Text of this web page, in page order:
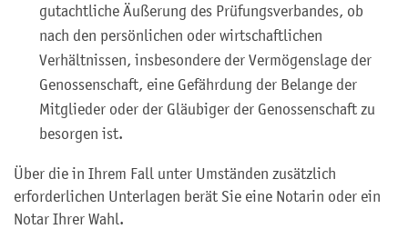
gutachtliche Äußerung des Prüfungsverbandes, ob
nach den persönlichen oder wirtschaftlichen
Verhältnissen, insbesondere der Vermögenslage der
Genossenschaft, eine Gefährdung der Belange der
Mitglieder oder der Gläubiger der Genossenschaft zu
besorgen ist.
Über die in Ihrem Fall unter Umständen zusätzlich
erforderlichen Unterlagen berät Sie eine Notarin oder ein
Notar Ihrer Wahl.